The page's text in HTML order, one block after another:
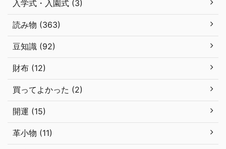
入学式・入園式 (3)
読み物 (363)
豆知識 (92)
財布 (12)
買ってよかった (2)
開運 (15)
革小物 (11)